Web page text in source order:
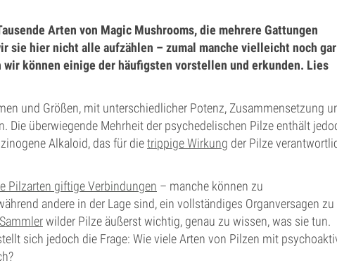
Arten von Magic Mushrooms, die mehrere Gattungen
sie hier nicht alle aufzählen – zumal manche vielleicht noch gar
können einige der häufigsten vorstellen und erkunden. Lies
und Größen, mit unterschiedlicher Potenz, Zusammensetzung
Die überwiegende Mehrheit der psychedelischen Pilze enthält
Alkaloid, das für dietrippige Wirkung der Pilze
Pilzarten giftige Verbindungen – manche können zu
andere in der Lage sind, ein vollständiges Organversagen zu
Sammlerwilder Pilze äußerst wichtig, genau zu wissen, was sie tun.
sich jedoch die Frage: Wie viele Arten von Pilzen mit